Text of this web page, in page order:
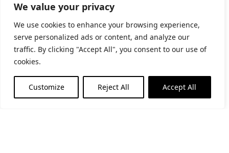
We value your privacy
We use cookies to enhance your browsing experience,
serve personalized ads or content, and analyze our
traffic. By clicking "Accept All", you consent to our use of
cookies.
Customize Reject All Accept All
(de l’1 d’octubre al 31 de maig)
Tardes: De dijous a dissabte: 17-19h
Subscriu-te al butlletí